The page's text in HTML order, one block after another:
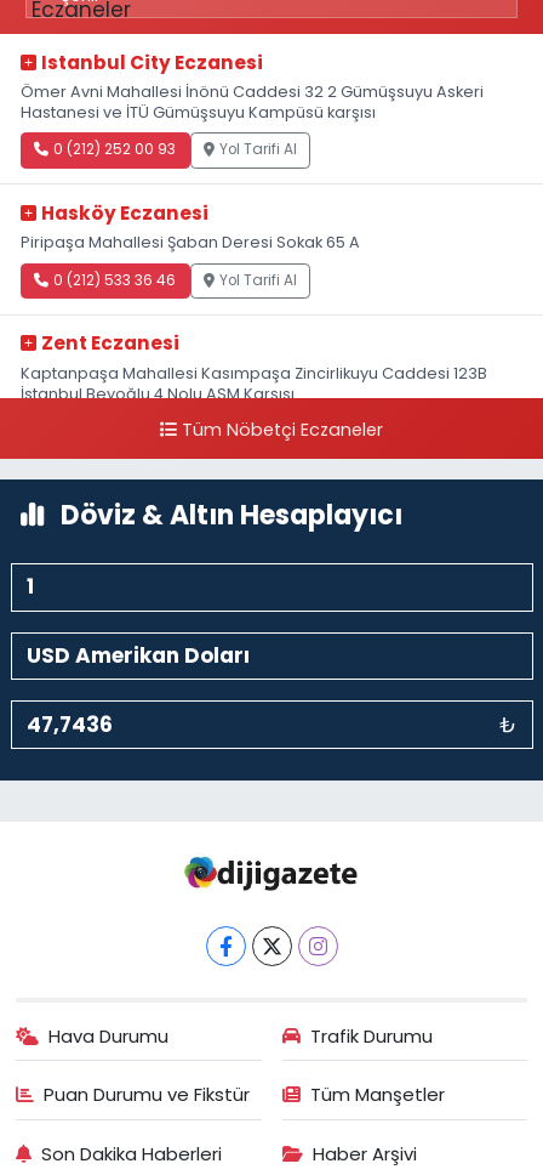
Istanbul City Eczanesi
Ömer Avni Mahallesi İnönü Caddesi 32 2 Gümüşsuyu Askeri
Hastanesi ve İTÜ Gümüşsuyu Kampüsü karşısı
0 (212) 252 00 93 Yol Tarifi Al
Hasköy Eczanesi
Piripaşa Mahallesi Şaban Deresi Sokak 65 A
0 (212) 533 36 46 Yol Tarifi Al
Zent Eczanesi
Kaptanpaşa Mahallesi Kasımpaşa Zincirlikuyu Caddesi 123B
İstanbul Beyoğlu 4 Nolu ASM Karşısı
0 (212) 297 96 92 Yol Tarifi Al
Tüm Nöbetçi Eczaneler
Döviz & Altın Hesaplayıcı
₺
Hava Durumu Trafik Durumu
Puan Durumu ve Fikstür Tüm Manşetler
Son Dakika Haberleri Haber Arşivi